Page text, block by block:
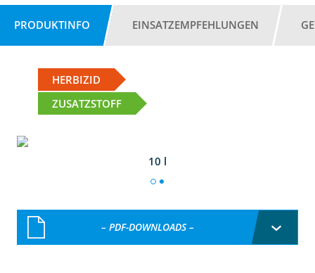
PRODUKTINFO EINSATZEMPFEHLUNGEN
HERBIZID
ZUSATZSTOFF
10 l
– PDF-DOWNLOADS –